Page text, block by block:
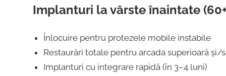
Implanturi la vârste înaintate
Înlocuire pentru protezele mobile instabile
Restaurări totale pentru arcada superioară și/
Implanturi cu integrare rapidă (în 3–4 luni)